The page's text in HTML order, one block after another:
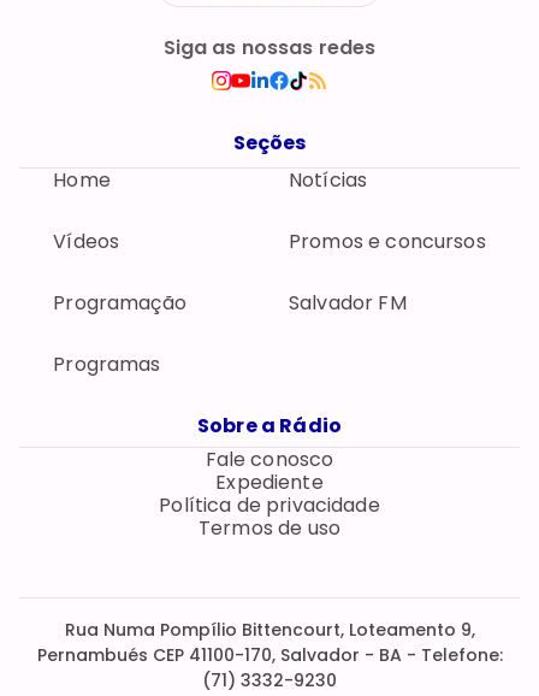
Siga as nossas redes
Seções
Home
Notícias
Vídeos Promos e concursos
Programação Salvador FM
Programas
Sobre a Rádio
Fale conosco
Expediente
Política de privacidade
Termos de uso
Rua Numa Pompílio Bittencourt, Loteamento 9,
Pernambués CEP 41100-170, Salvador - BA - Telefone:
(71) 3332-9230